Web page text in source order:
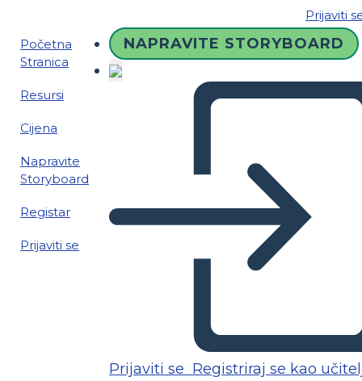
Prijaviti
Početna
Stranica
Resursi
Cijena
Napravite
Storyboard
Registar
Prijaviti se
NAPRAVITE STORYBOARD
Prijaviti se Registriraj se kao